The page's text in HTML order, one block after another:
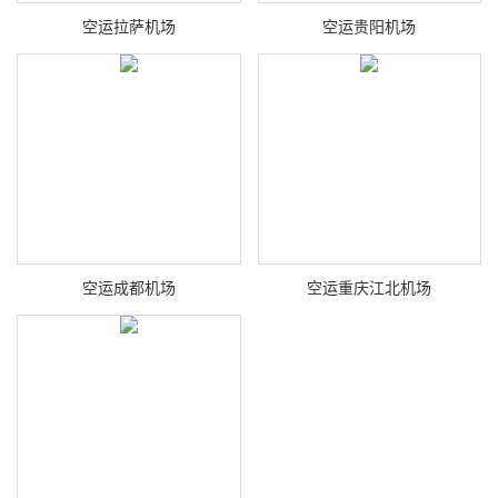
空运拉萨机场 空运贵阳机场
空运成都机场 空运重庆江北机场